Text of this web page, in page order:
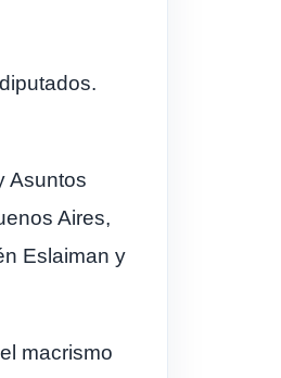
Asuntos
Aires,
Eslaiman y
macrismo